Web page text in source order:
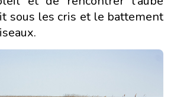
sous les cris et le battement